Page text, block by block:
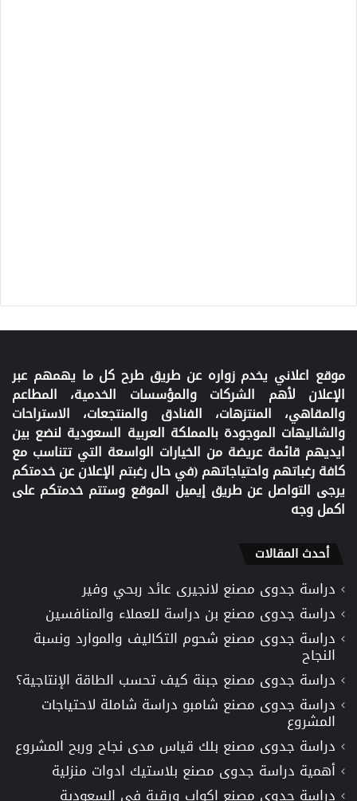
موقع اعلاني يخدم زواره عن طريق طرح كل ما يهمهم عبر
الإعلان لأهم الشركات والمؤسسات الخدمية، المطاعم
والمقاهي، المنتزهات، الفنادق والمنتجعات، الاستراحات
والشاليهات الموجودة بالمملكة العربية السعودية لنضع بين
ايديهم قائمة عريضة من الخيارات الواسعة التي تتناسب مع
كافة رغباتهم واحتياجاتهم (في حال رغبتم الإعلان عن خدمتكم
يرجى التواصل عن طريق إيميل الموقع وستتم خدمتكم على
اكمل وجه
أحدث المقالات
دراسة جدوى مصنع لانجيرى عائد ربحي وفير
دراسة جدوى مصنع بن دراسة للعملاء والمنافسين
دراسة جدوى مصنع شحوم التكاليف والموارد ونسبة
النجاح
دراسة جدوى مصنع جبنة كيف تحسب الطاقة الإنتاجية؟
دراسة جدوى مصنع شامبو دراسة شاملة لاحتياجات
المشروع
دراسة جدوى مصنع بلك قياس مدى نجاح وربح المشروع
أهمية دراسة جدوى مصنع بلاستيك ادوات منزلية
دراسة جدوى مصنع اكواب ورقية في السعودية